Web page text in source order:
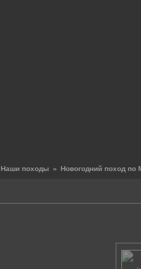
Наши походы » Новогодний поход по